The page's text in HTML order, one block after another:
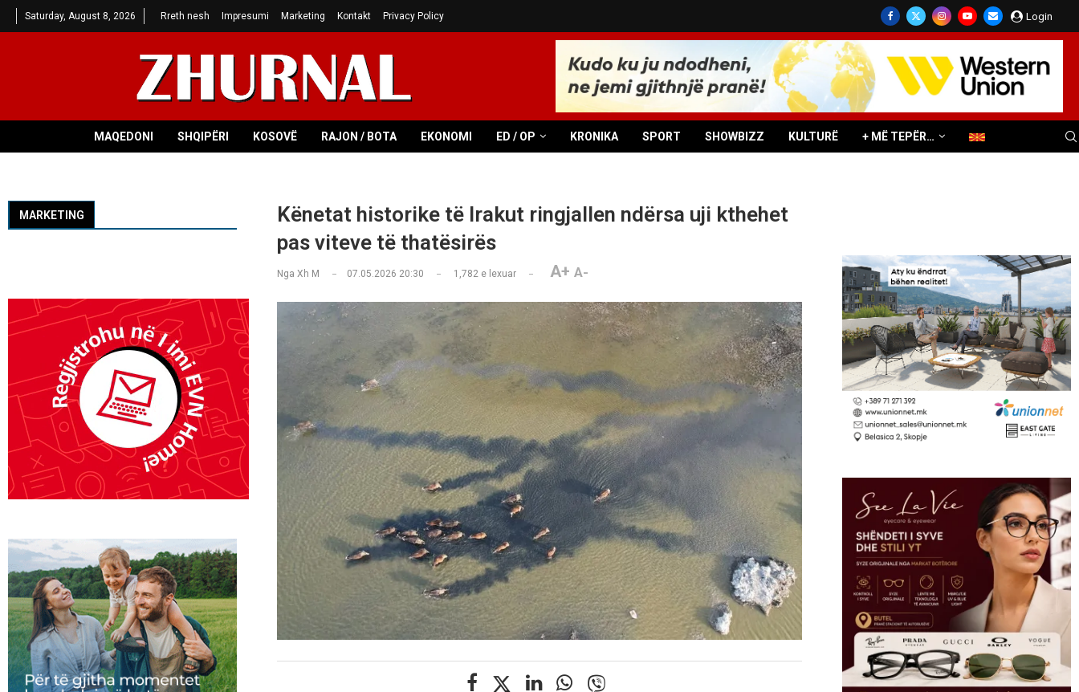
Saturday, August 8, 2026 Rreth nesh Impresumi Marketing Kontakt Privacy Policy Login
MAQEDONI SHQIPËRI KOSOVË RAJON / BOTA EKONOMI ED / OP KRONIKA SPORT SHOWBIZZ KULTURË + MË TEPËR…
Kënetat historike të Irakut ringjallen ndërsa uji kthehet
pas viteve të thatësirës
Nga Xh M 07.05.2026 20:30 1,782e lexuar A+ A-
MARKETING